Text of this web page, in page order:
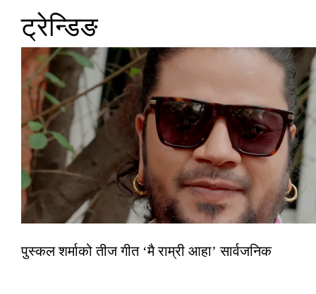
ट्रेन्डिङ
पुस्कल शर्माको तीज गीत ‘मै राम्री आहा’ सार्वजनिक